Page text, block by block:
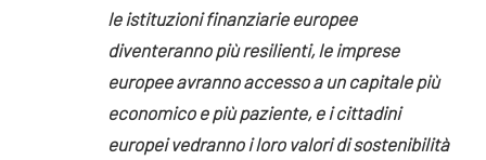
le istituzioni finanziarie europee
diventeranno più resilienti, le imprese
europee avranno accesso a un capitale più
economico e più paziente, e i cittadini
europei vedranno i loro valori di sostenibilità